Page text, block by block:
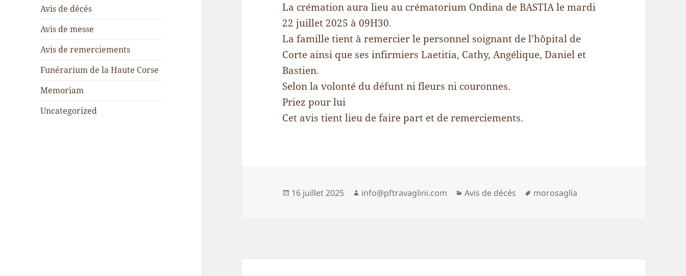
Avis de décés
Avis de messe
Avis de remerciements
Funérarium de la Haute Corse
Memoriam
Uncategorized
La crémation aura lieu au crématorium Ondina de BASTIA le mardi
22 juillet 2025 à 09H30.
La famille tient à remercier le personnel soignant de l’hôpital de
Corte ainsi que ses infirmiers Laetitia, Cathy, Angélique, Daniel et
Bastien.
Selon la volonté du défunt ni fleurs ni couronnes.
Priez pour lui
Cet avis tient lieu de faire part et de remerciements.
Publié
16 juillet 2025 Auteur
info@pftravaglini.com Catégories
Avis de décés
Mots-
morosaglia